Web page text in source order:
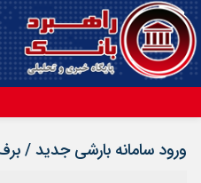
ورود سامانه بارشی جدید / برف